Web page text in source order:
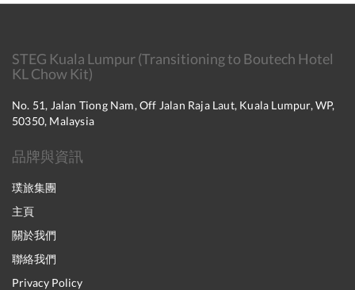
STEG Kuala Lumpur (Transitioning to Boutech Hotel
KL Chow Kit)
No. 51, Jalan Tiong Nam, Off Jalan Raja Laut, Kuala Lumpur, WP,
50350, Malaysia
品牌與資訊
璞旅集團
主頁
關於我們
聯絡我們
Privacy Policy